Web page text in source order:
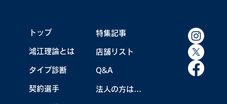
トップ
鴻江理論とは
タイプ診断
契約選手
特集記事
店舗リスト
Q&A